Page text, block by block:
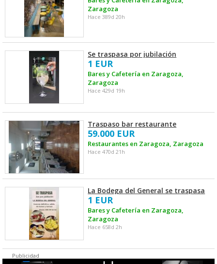
Zaragoza
Hace 389d 20h
Se traspasa por jubilación
1 EUR
Bares y Cafetería en Zaragoza,
Zaragoza
Hace 429d 19h
Traspaso bar restaurante
59.000 EUR
Restaurantes en Zaragoza, Zaragoza
Hace 470d 21h
La Bodega del General se traspasa
1 EUR
Bares y Cafetería en Zaragoza,
Zaragoza
Hace 658d 2h
Publicidad